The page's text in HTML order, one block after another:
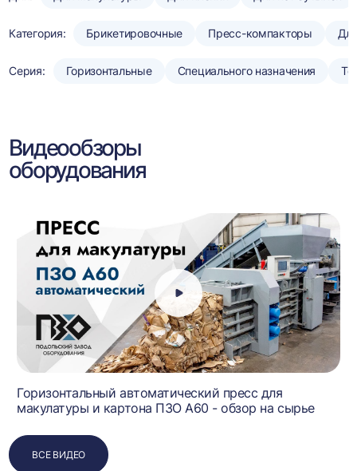
Категория: Брикетировочные Пресс-компакторы
Серия: Горизонтальные Специального назначения
Видеообзоры
оборудования
Горизонтальный автоматический пресс для
макулатуры и картона ПЗО А60 - обзор на сырье
ВСЕ ВИДЕО